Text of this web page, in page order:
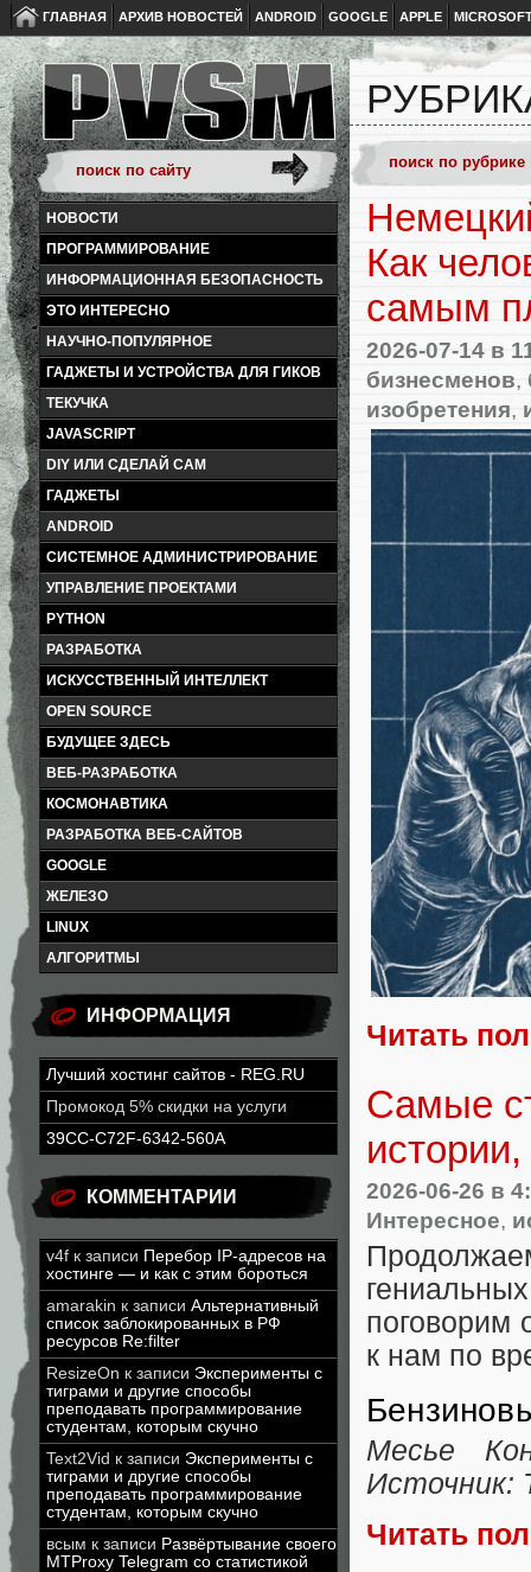
ГЛАВНАЯ АРХИВ НОВОСТЕЙ ANDROID GOOGLE APPLE
НОВОСТИ
ПРОГРАММИРОВАНИЕ
ИНФОРМАЦИОННАЯ БЕЗОПАСНОСТЬ
ЭТО ИНТЕРЕСНО
НАУЧНО-ПОПУЛЯРНОЕ
ГАДЖЕТЫ И УСТРОЙСТВА ДЛЯ ГИКОВ
ТЕКУЧКА
JAVASCRIPT
DIY ИЛИ СДЕЛАЙ САМ
ГАДЖЕТЫ
ANDROID
СИСТЕМНОЕ АДМИНИСТРИРОВАНИЕ
УПРАВЛЕНИЕ ПРОЕКТАМИ
PYTHON
РАЗРАБОТКА
ИСКУССТВЕННЫЙ ИНТЕЛЛЕКТ
OPEN SOURCE
БУДУЩЕЕ ЗДЕСЬ
ВЕБ-РАЗРАБОТКА
КОСМОНАВТИКА
РАЗРАБОТКА ВЕБ-САЙТОВ
GOOGLE
ЖЕЛЕЗО
LINUX
АЛГОРИТМЫ
ИНФОРМАЦИЯ
Лучший хостинг сайтов - REG.RU
Промокод 5% скидки на услуги
39CC-C72F-6342-560A
КОММЕНТАРИИ
v4f к записи Перебор IP-адресов на
хостинге — и как с этим бороться
amarakin к записи Альтернативный
список заблокированных в РФ
ресурсов Re:filter
ResizeOn к записи Эксперименты с
тиграми и другие способы
преподавать программирование
студентам, которым скучно
Text2Vid к записи Эксперименты с
тиграми и другие способы
преподавать программирование
студентам, которым скучно
всым к записи Развёртывание своего
MTProxy Telegram со статистикой
Как
самым
2026-07-14 в
бизнесменов,
изобретения,
Читать
Самые
2026-06-26 в
Интересное,
поговорим
к нам по
Месье
Источник:
Читать